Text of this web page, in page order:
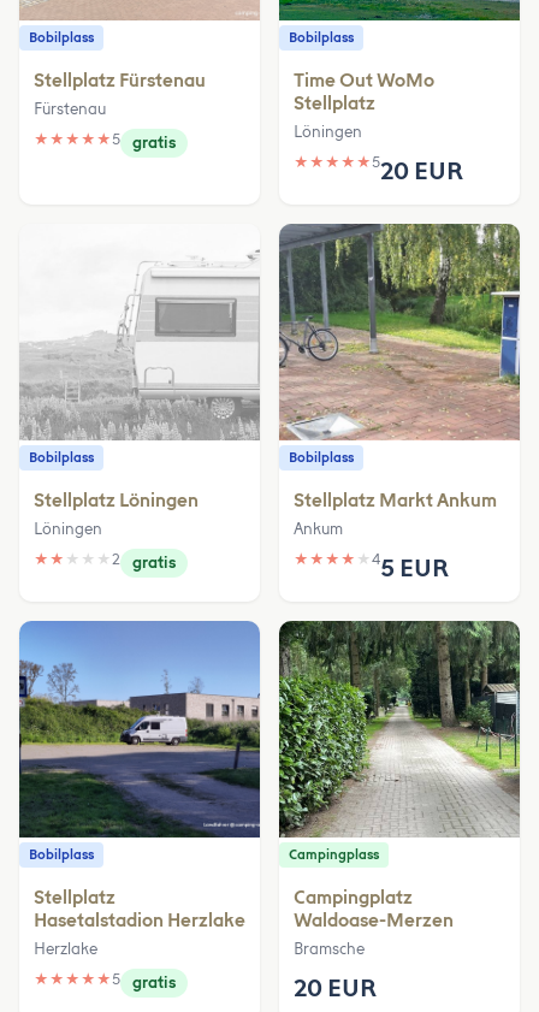
Bobilplass
Stellplatz Fürstenau
Fürstenau
★ ★ ★ ★ ★5 gratis
Bobilplass
Time Out WoMo
Stellplatz
Löningen
★ ★ ★ ★ ★520 EUR
Bobilplass
Stellplatz Löningen
Löningen
★ ★ ★ ★ ★ 2 gratis
Bobilplass
Stellplatz Markt Ankum
Ankum
★ ★ ★ ★ ★ 45 EUR
Bobilplass
Stellplatz
Hasetalstadion Herzlake
Herzlake
★ ★ ★ ★ ★5 gratis
Campingplass
Campingplatz
Waldoase-Merzen
Bramsche
20 EUR